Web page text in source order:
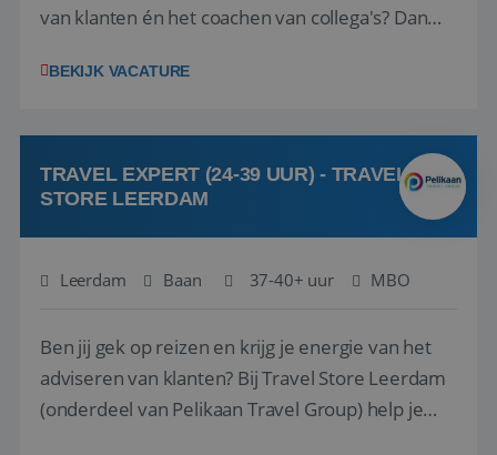
van klanten én het coachen van collega's? Dan
(onderdeel van Pelikaan Travel Group) zoeken
team het reisbureau verder...
BEKIJK VACATURE
TRAVEL EXPERT (24-39 UUR) - TRAVEL
STORE LEERDAM
Leerdam Baan 37-40+ uur MBO
Ben jij gek op reizen en krijg je energie van het
adviseren van klanten? Bij Travel Store Leerdam
(onderdeel van Pelikaan Travel Group) help je